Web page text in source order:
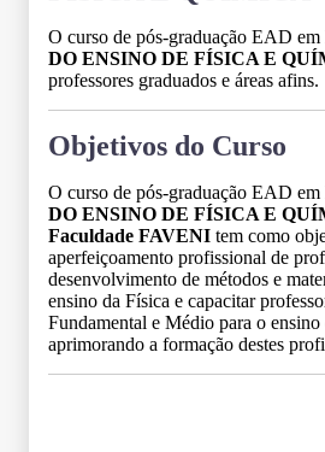
O curso de pós-graduação EAD em
DO ENSINO DE FÍSICA E
professores graduados e áreas afins.
Objetivos do Curso
O curso de pós-graduação EAD em
DO ENSINO DE FÍSICA E
Faculdade FAVENI tem como
aperfeiçoamento profissional de
desenvolvimento de métodos e
ensino da Física e capacitar
Fundamental e Médio para o
aprimorando a formação destes